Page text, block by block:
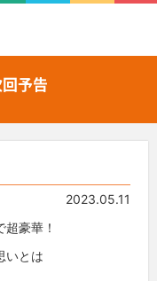
予告
2023.05.11
豪華！
いとは